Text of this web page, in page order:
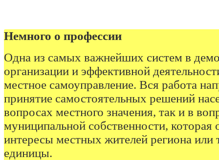
Немного о профессии
Одна из самых важнейших систем в
организации и эффективной
местное самоуправление. Вся работа
принятие самостоятельных решений
вопросах местного значения, так и в
муниципальной собственности, которая
интересы местных жителей региона или
единицы.